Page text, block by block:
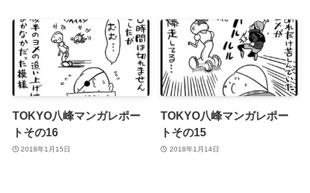
TOKYO八峰マンガレポー
トその16
2018年1月15日
TOKYO八峰マンガレポー
トその15
2018年1月14日